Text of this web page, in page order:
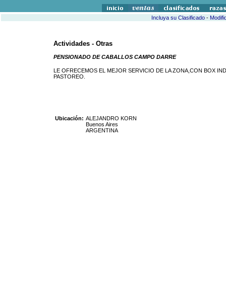
Incluya su Clasificado-
Actividades - Otras
PENSIONADO DE CABALLOS CAMPO DARRE
LE OFRECEMOS EL MEJOR SERVICIO DE LA ZONA,CON BOX
PASTOREO.
Ubicación: ALEJANDRO KORN
Buenos Aires
ARGENTINA